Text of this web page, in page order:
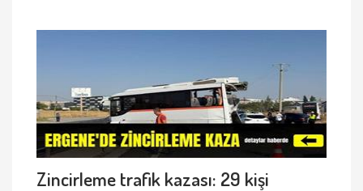
Zincirleme trafik kazası: 29 kişi